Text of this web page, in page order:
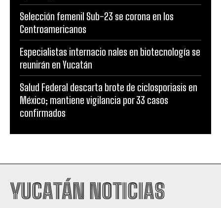
Selección femenil Sub-23 se corona en los
Centroamericanos
Especialistas internacio nales en biotecnología se
reunirán en Yucatán
Salud Federal descarta brote de ciclosporiasis en
México; mantiene vigilancia por 33 casos
confirmados
YUCATÁN NOTICIAS